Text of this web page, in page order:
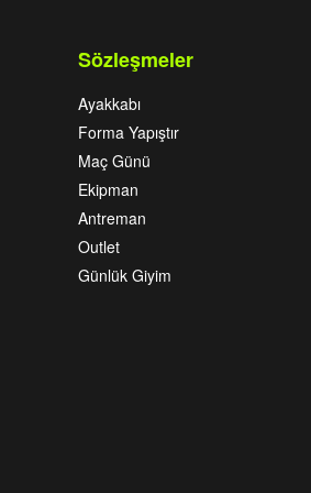
Sözleşmeler
Ayakkabı
Forma Yapıştır
Maç Günü
Ekipman
Antreman
Outlet
Günlük Giyim